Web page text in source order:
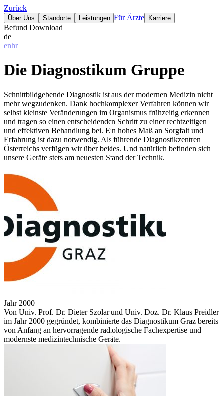
Zurück
Über Uns Standorte Leistungen Für Ärzte Karriere
Befund Download
de
enhr
Die Diagnostikum Gruppe
Schnittbildgebende Diagnostik ist aus der modernen Medizin nicht
mehr wegzudenken. Dank hochkomplexer Verfahren können wir
selbst kleinste Veränderungen im Organismus frühzeitig erkennen
und tragen so einen entscheidenden Schritt zu einer rechtzeitigen
und effektiven Behandlung bei. Ein hohes Maß an Sorgfalt und
Erfahrung ist dazu notwendig. Als führende Diagnostikzentren
Österreichs verfügen wir über beides. Und natürlich befinden sich
unsere Geräte stets am neuesten Stand der Technik.
Jahr 2000
Von Univ. Prof. Dr. Dieter Szolar und Univ. Doz. Dr. Klaus Preidler
im Jahr 2000 gegründet, kombinierte das Diagnostikum Graz bereits
von Anfang an hervorragende radiologische Fachexpertise und
modernste medizintechnische Geräte.